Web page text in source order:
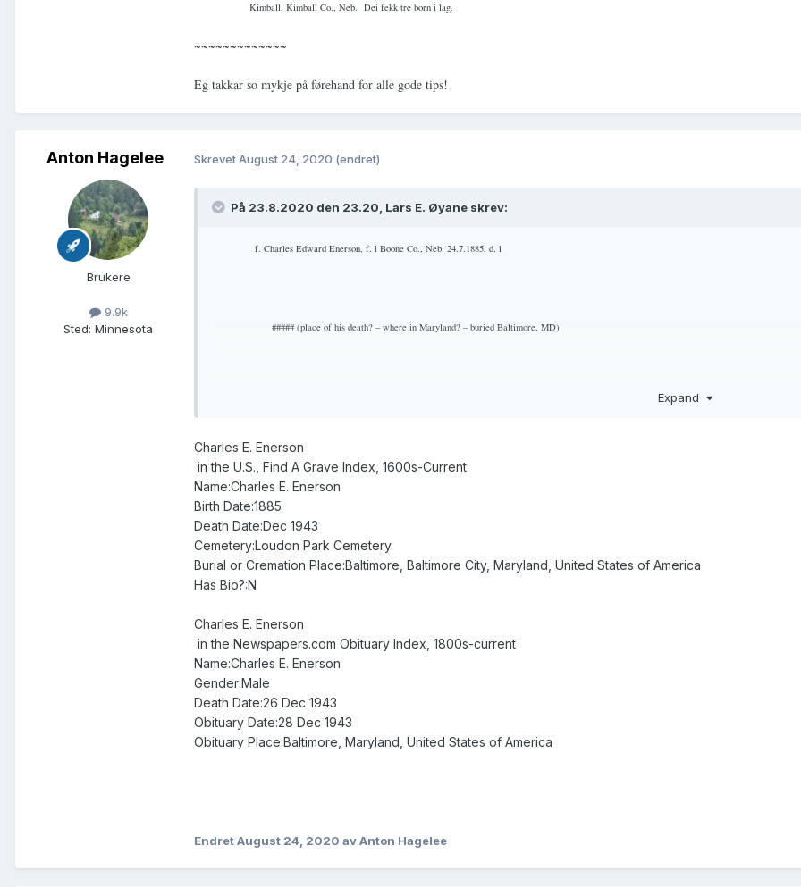
Kimball, Kimball Co., Neb. Dei fekk tre born i lag.
~~~~~~~~~~~~~
Eg takkar so mykje på førehand for alle gode tips!
Anton Hagelee
Brukere
9.9k
Sted: Minnesota
SkrevetAugust 24, 2020 (endret)
På 23.8.2020 den 23.20, Lars E. Øyane skrev:
f. Charles Edward Enerson, f. i Boone Co., Neb. 24.7.1885, d. i
##### (place of his death? – where in Maryland? – buried Baltimore, MD)
Han gifte seg i Boone Co., Neb. 11.11.­1912 med Anna Clara Meyer, f. i Platte Co., Neb. 18.1.1887.
Expand
Charles E. Enerson
in the U.S., Find A Grave Index, 1600s-Current
Name:Charles E. Enerson
Birth Date:1885
Death Date:Dec 1943
Cemetery:Loudon Park Cemetery
Burial or Cremation Place:Baltimore, Baltimore City, Maryland, United States of America
Has Bio?:N
Charles E. Enerson
in the Newspapers.com Obituary Index, 1800s-current
Name:Charles E. Enerson
Gender:Male
Death Date:26 Dec 1943
Obituary Date:28 Dec 1943
Obituary Place:Baltimore, Maryland, United States of America
EndretAugust 24, 2020 av Anton Hagelee